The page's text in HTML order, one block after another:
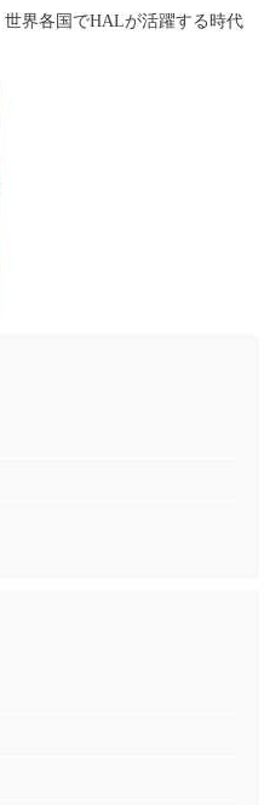
界各国でHALが活躍する時代